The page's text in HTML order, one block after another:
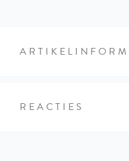
REACTIES